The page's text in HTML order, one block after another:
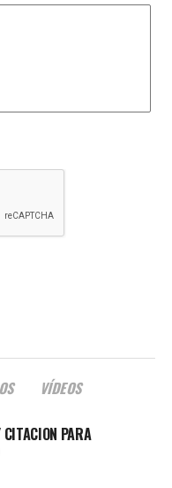
VÍDEOS
PARA